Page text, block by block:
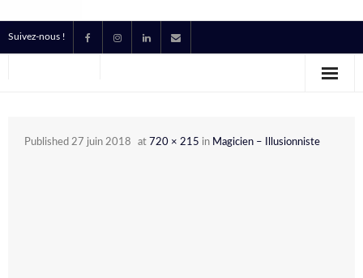
Suivez-nous !
Prestataire Technique Événementiel
Published 27 juin 2018 at 720 × 215 in Magicien – Illusionniste